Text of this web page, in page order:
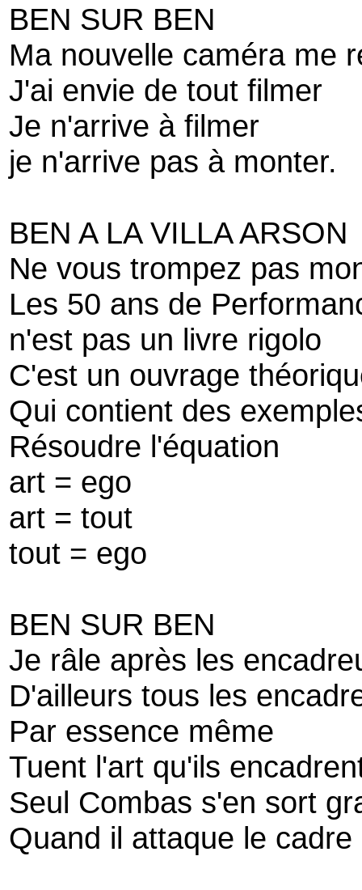
BEN SUR BEN
Ma nouvelle caméra me
J'ai envie de tout filmer
Je n'arrive à filmer
je n'arrive pas à monter.
BEN A LA VILLA ARSON
Ne vous trompez pas
Les 50 ans de
n'est pas un livre rigolo
C'est un ouvrage
Qui contient des
Résoudre l'équation
art = ego
art = tout
tout = ego
BEN SUR BEN
Je râle après les
D'ailleurs tous les
Par essence même
Tuent l'art qu'ils
Seul Combas s'en sort
Quand il attaque le cadre